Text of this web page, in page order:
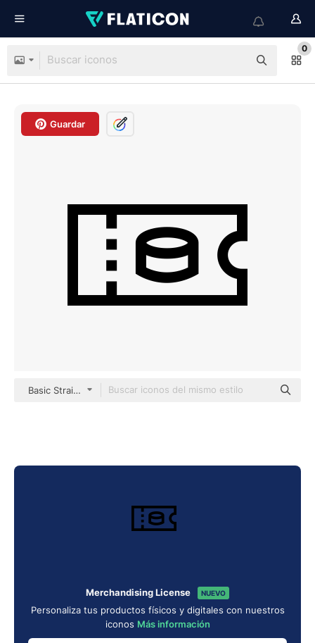
0
Guardar
Basic Straight Lineal
Merchandising License NUEVO
Personaliza tus productos físicos y digitales con nuestros
iconos Más información